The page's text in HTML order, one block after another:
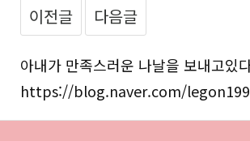
이전글 다음글
아내가 만족스러운 나날을 보내고있
https://blog.naver.com/